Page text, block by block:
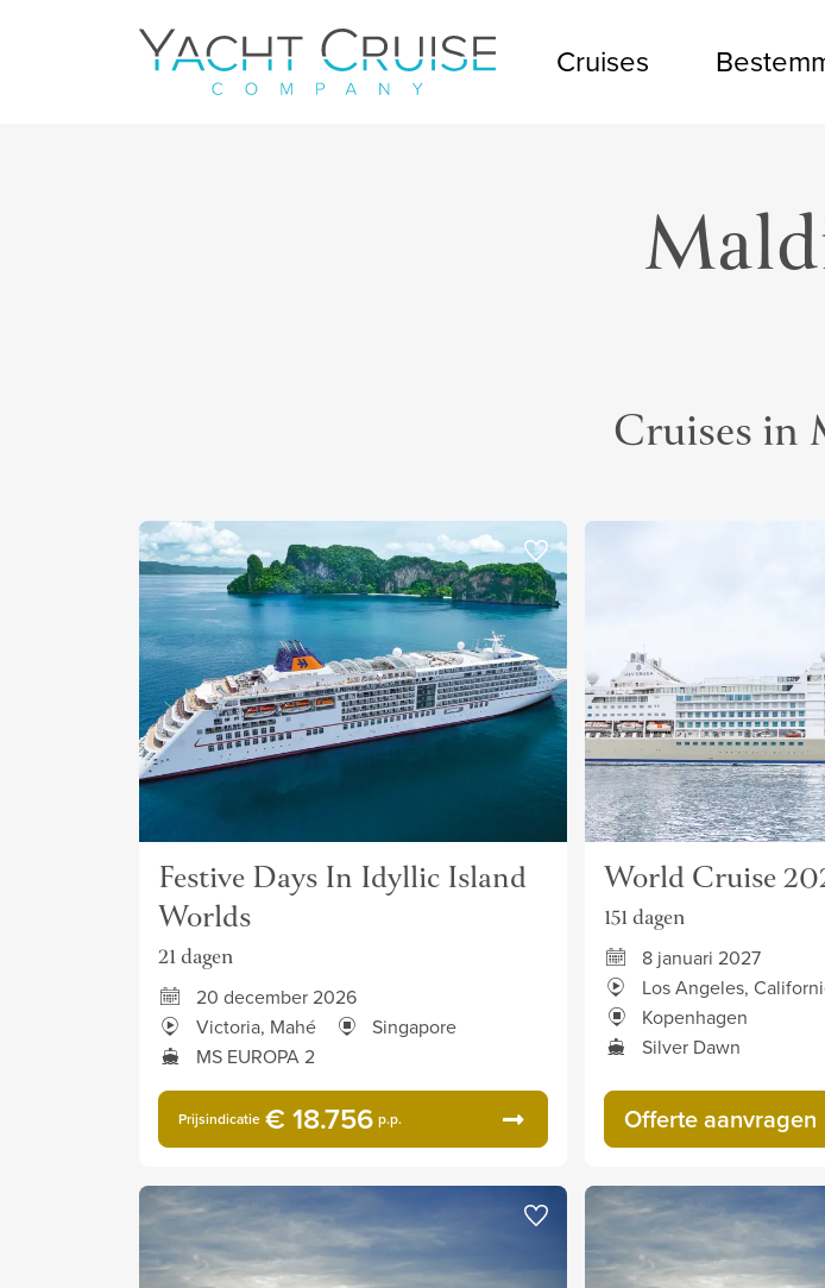
Navigation Cruises
Cruises in
Festive Days In Idyllic Island
Worlds
21 dagen
20 december 2026
Victoria, Mahé
Singapore
MS EUROPA 2
Prijsindicatie € 18.756 p.p.
World Cruise
151 dagen
8 januari 2027
Los Angeles,
Kopenhagen
Silver Dawn
Offerte aanvragen